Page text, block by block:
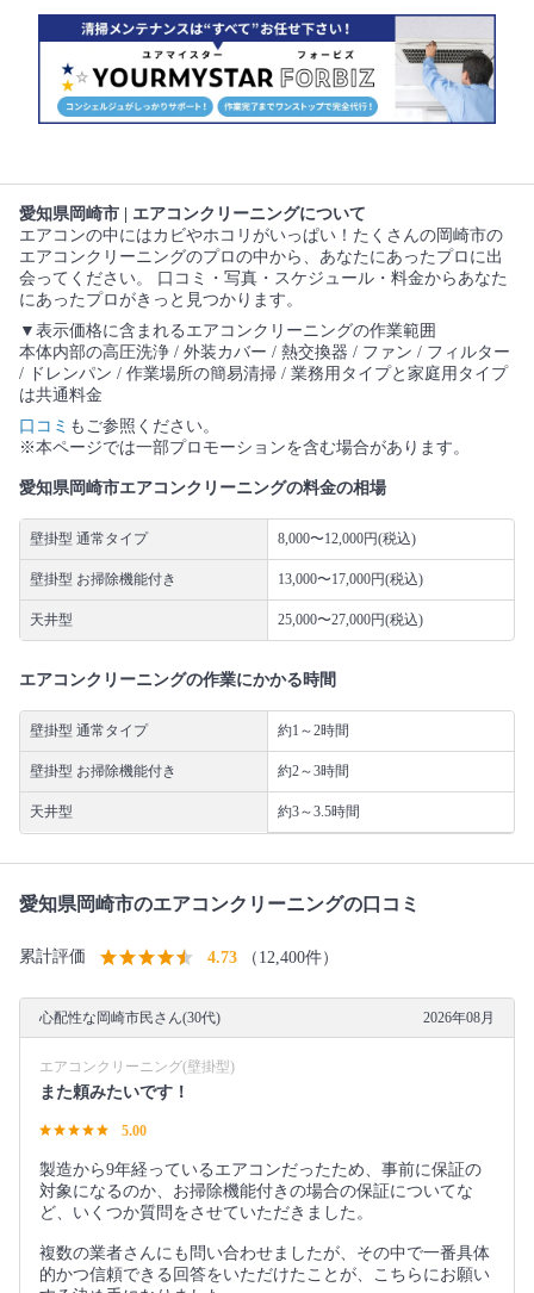
愛知県岡崎市 | エアコンクリーニングについて
エアコンの中にはカビやホコリがいっぱい！たくさんの岡崎市の
エアコンクリーニングのプロの中から、あなたにあったプロに出
会ってください。 口コミ・写真・スケジュール・料金からあなた
にあったプロがきっと見つかります。
▼表示価格に含まれるエアコンクリーニングの作業範囲
本体内部の高圧洗浄 / 外装カバー / 熱交換器 / ファン / フィルター
/ ドレンパン / 作業場所の簡易清掃 / 業務用タイプと家庭用タイプ
は共通料金
口コミ もご参照ください。
※本ページでは一部プロモーションを含む場合があります。
愛知県岡崎市エアコンクリーニングの料金の相場
壁掛型 通常タイプ 8,000〜12,000円(税込)
壁掛型 お掃除機能付き 13,000〜17,000円(税込)
天井型 25,000〜27,000円(税込)
エアコンクリーニングの作業にかかる時間
壁掛型 通常タイプ 約1～2時間
壁掛型 お掃除機能付き 約2～3時間
天井型 約3～3.5時間
愛知県岡崎市のエアコンクリーニングの口コミ
累計評価 4.73 （12,400件）
心配性な岡崎市民さん(30代) 2026年08月
エアコンクリーニング(壁掛型)
また頼みたいです！
5.00
製造から9年経っているエアコンだったため、事前に保証の
対象になるのか、お掃除機能付きの場合の保証についてな
ど、いくつか質問をさせていただきました。
複数の業者さんにも問い合わせましたが、その中で一番具体
的かつ信頼できる回答をいただけたことが、こちらにお願い